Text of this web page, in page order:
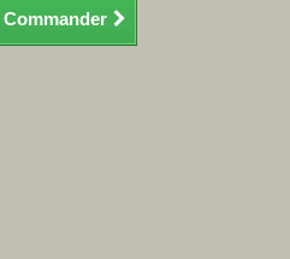
Commander